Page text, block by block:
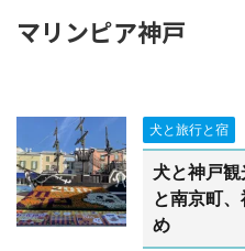
マリンピア神戸
犬と旅行と宿
犬と神戸
と南京町
め